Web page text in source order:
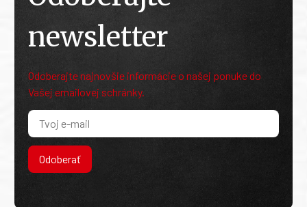
newsletter
Odoberajte najnovšie informácie o našej ponuke do
Vašej emailovej schránky.
Odoberať